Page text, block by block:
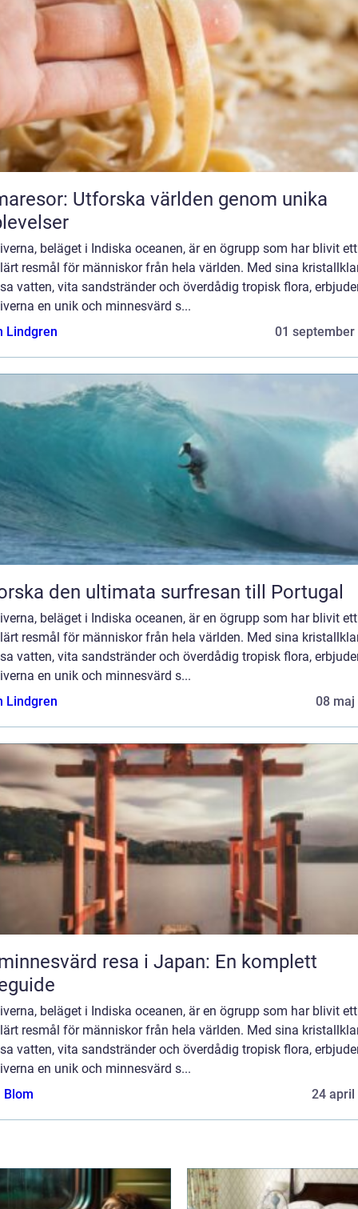
Utforska världen genom unika
beläget i Indiska oceanen, är en ögrupp som har blivit ett
resmål för människor från hela världen. Med sina
vatten, vita sandstränder och överdådig tropisk flora,
en unik och minnesvärd s...
Lindgren
01 september
den ultimata surfresan till Portugal
beläget i Indiska oceanen, är en ögrupp som har blivit ett
resmål för människor från hela världen. Med sina
vatten, vita sandstränder och överdådig tropisk flora,
en unik och minnesvärd s...
Lindgren
08 maj
resa i Japan: En komplett
beläget i Indiska oceanen, är en ögrupp som har blivit ett
resmål för människor från hela världen. Med sina
vatten, vita sandstränder och överdådig tropisk flora,
en unik och minnesvärd s...
Blom
24 april